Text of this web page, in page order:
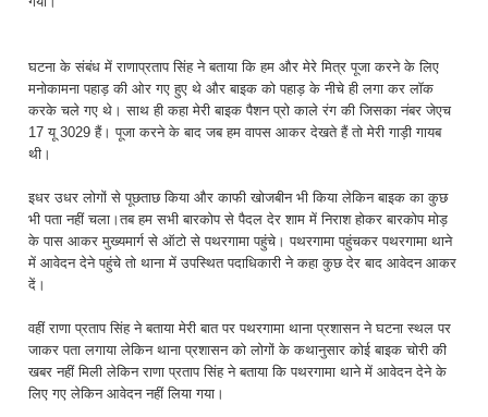
घटना के संबंध में राणाप्रताप सिंह ने बताया कि हम और मेरे मित्र पूजा करने के लिए
मनोकामना पहाड़ की ओर गए हुए थे और बाइक को पहाड़ के नीचे ही लगा कर लॉक
करके चले गए थे। साथ ही कहा मेरी बाइक पैशन प्रो काले रंग की जिसका नंबर जेएच
17 यू 3029 हैं। पूजा करने के बाद जब हम वापस आकर देखते हैं तो मेरी गाड़ी गायब
थी।
इधर उधर लोगों से पूछताछ किया और काफी खोजबीन भी किया लेकिन बाइक का कुछ
भी पता नहीं चला।तब हम सभी बारकोप से पैदल देर शाम में निराश होकर बारकोप मोड़
के पास आकर मुख्यमार्ग से ऑटो से पथरगामा पहुंचे। पथरगामा पहुंचकर पथरगामा थाने
में आवेदन देने पहुंचे तो थाना में उपस्थित पदाधिकारी ने कहा कुछ देर बाद आवेदन आकर
दें।
वहीं राणा प्रताप सिंह ने बताया मेरी बात पर पथरगामा थाना प्रशासन ने घटना स्थल पर
जाकर पता लगाया लेकिन थाना प्रशासन को लोगों के कथानुसार कोई बाइक चोरी की
खबर नहीं मिली लेकिन राणा प्रताप सिंह ने बताया कि पथरगामा थाने में आवेदन देने के
लिए गए लेकिन आवेदन नहीं लिया गया।